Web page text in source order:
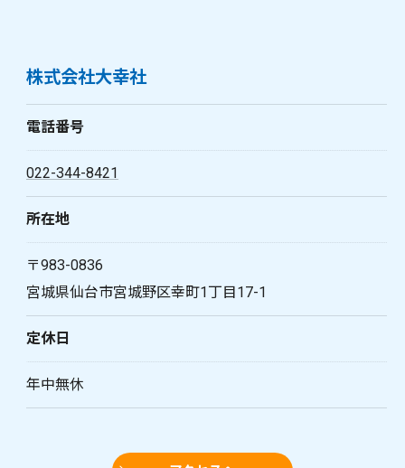
株式会社大幸社
電話番号
022-344-8421
所在地
〒983-0836
宮城県仙台市宮城野区幸町1丁目17-1
定休日
年中無休